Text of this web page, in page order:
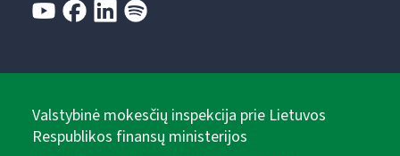
Valstybinė mokesčių inspekcija prie Lietuvos
Respublikos finansų ministerijos